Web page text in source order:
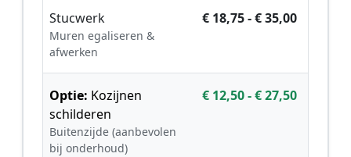
Stucwerk
Muren egaliseren &
afwerken
€ 18,75 - € 35,00
Optie: Kozijnen
schilderen
Buitenzijde (aanbevolen
bij onderhoud)
€ 12,50 - € 27,50